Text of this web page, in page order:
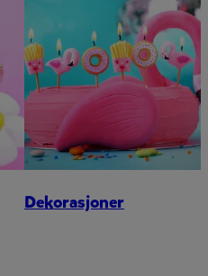
Dekorasjoner